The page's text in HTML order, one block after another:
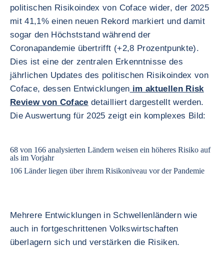
politischen Risikoindex von Coface wider, der 2025
mit 41,1% einen neuen Rekord markiert und damit
sogar den Höchststand während der
Coronapandemie übertrifft (+2,8 Prozentpunkte).
Dies ist eine der zentralen Erkenntnisse des
jährlichen Updates des politischen Risikoindex von
Coface, dessen Entwicklungen im aktuellen Risk
Review von Coface detailliert dargestellt werden.
Die Auswertung für 2025 zeigt ein komplexes Bild:
68 von 166 analysierten Ländern weisen ein höheres Risiko auf
als im Vorjahr
106 Länder liegen über ihrem Risikoniveau vor der Pandemie
Mehrere Entwicklungen in Schwellenländern wie
auch in fortgeschrittenen Volkswirtschaften
überlagern sich und verstärken die Risiken.